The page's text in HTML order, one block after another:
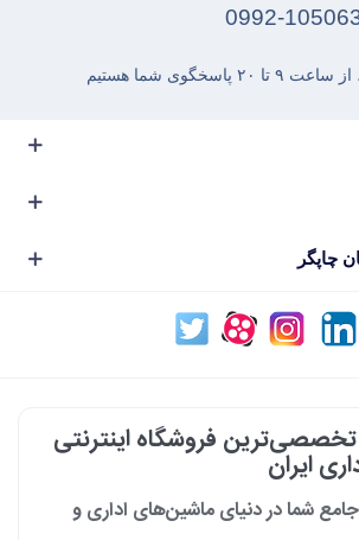
چاپگر
0992-
فروشگاه اینترنتی
ایران
شما در دنیای ماشین‌های اداری و